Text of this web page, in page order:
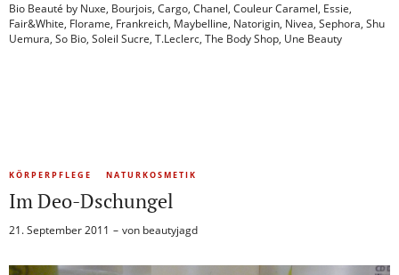
Bio Beauté by Nuxe, Bourjois, Cargo, Chanel, Couleur Caramel, Essie,
Fair&White, Florame, Frankreich, Maybelline, Natorigin, Nivea, Sephora, Shu
Uemura, So Bio, Soleil Sucre, T.Leclerc, The Body Shop, Une Beauty
KÖRPERPFLEGE NATURKOSMETIK
Im Deo-Dschungel
21. September 2011 von beautyjagd